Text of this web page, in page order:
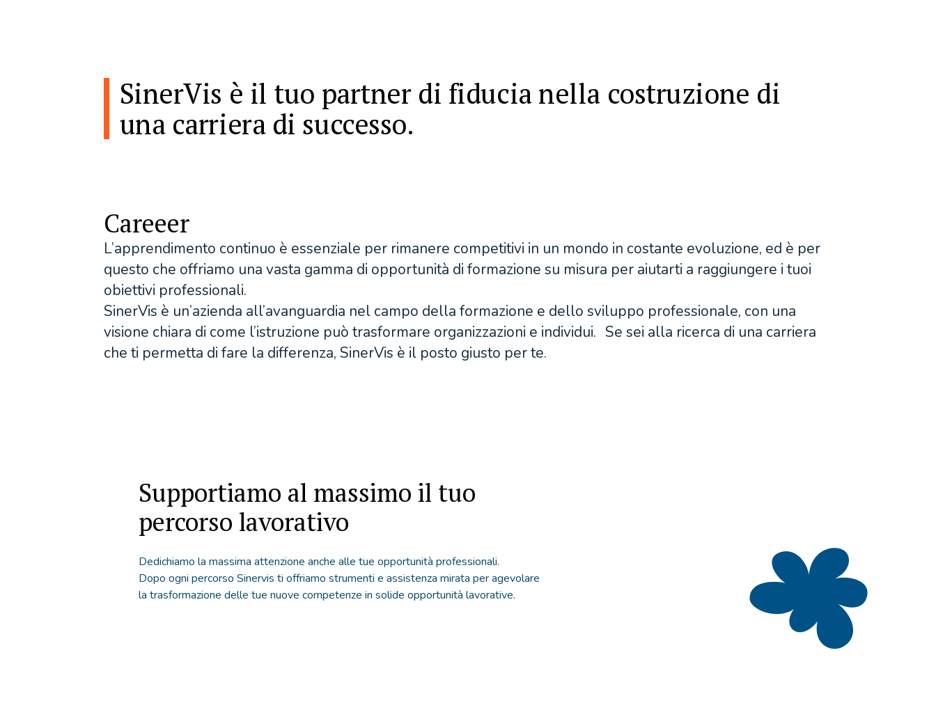
SinerVis è il tuo partner di fiducia nella costruzione di
una carriera di successo.
Careeer
L’apprendimento continuo è essenziale per rimanere competitivi in un mondo in costante evoluzione, ed è per
questo che offriamo una vasta gamma di opportunità di formazione su misura per aiutarti a raggiungere i tuoi
obiettivi professionali.
SinerVis è un’azienda all’avanguardia nel campo della formazione e dello sviluppo professionale, con una
visione chiara di come l’istruzione può trasformare organizzazioni e individui. Se sei alla ricerca di una carriera
che ti permetta di fare la differenza, SinerVis è il posto giusto per te.
Supportiamo al massimo il tuo
percorso lavorativo
Dedichiamo la massima attenzione anche alle tue opportunità professionali.
Dopo ogni percorso Sinervis ti offriamo strumenti e assistenza mirata per agevolare
la trasformazione delle tue nuove competenze in solide opportunità lavorative.